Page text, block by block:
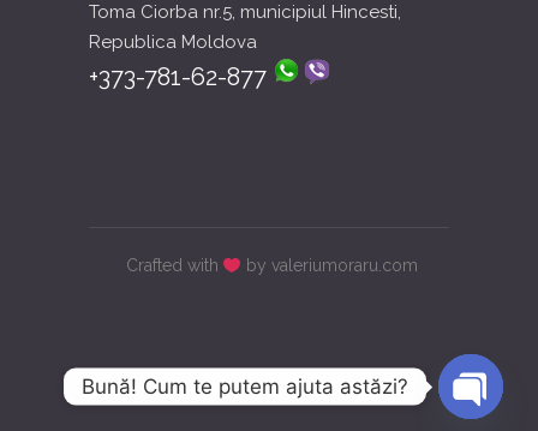
Toma Ciorba nr.5, municipiul Hincesti,
Republica Moldova
+373-781-62-877
Crafted with by valeriumoraru.com
Bună! Cum te putem ajuta astăzi?